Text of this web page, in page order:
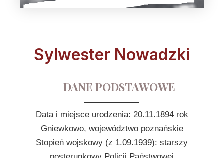
Sylwester Nowadzki
DANE PODSTAWOWE
Data i miejsce urodzenia: 20.11.1894 rok
Gniewkowo, województwo poznańskie
Stopień wojskowy (z 1.09.1939): starszy